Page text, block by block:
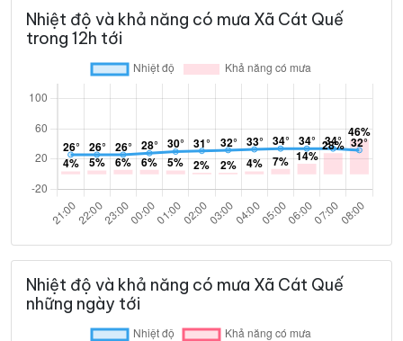
Nhiệt độ và khả năng có mưa Xã Cát Quế
trong 12h tới
Nhiệt độ và khả năng có mưa Xã Cát Quế
những ngày tới